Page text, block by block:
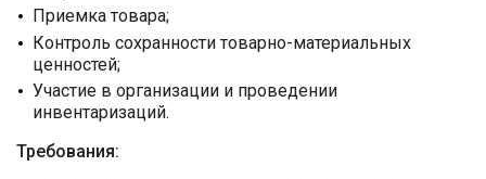
Приемка товара;
Контроль сохранности товарно-материальных
ценностей;
Участие в организации и проведении
инвентаризаций.
Требования: